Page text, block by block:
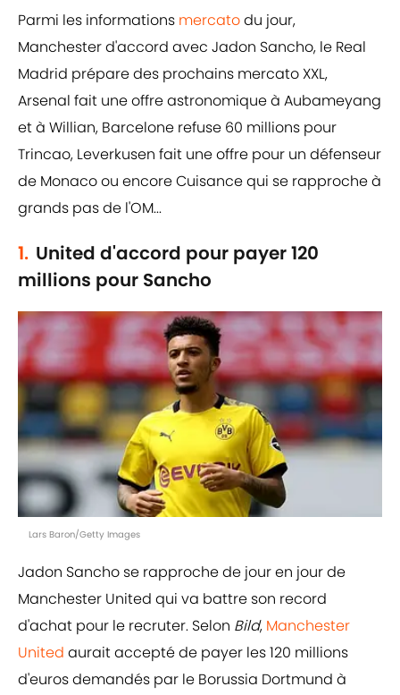
Parmi les informations mercatodu jour,
Manchester d'accord avec Jadon Sancho, le Real
Madrid prépare des prochains mercato XXL,
Arsenal fait une offre astronomique à Aubameyang
et à Willian, Barcelone refuse 60 millions pour
Trincao, Leverkusen fait une offre pour un défenseur
de Monaco ou encore Cuisance qui se rapproche à
grands pas de l'OM...
1. United d'accord pour payer 120
millions pour Sancho
Lars Baron/Getty Images
Jadon Sancho se rapproche de jour en jour de
Manchester United qui va battre son record
d'achat pour le recruter. Selon Bild, Manchester
United aurait accepté de payer les 120 millions
d'euros demandés par le Borussia Dortmund à